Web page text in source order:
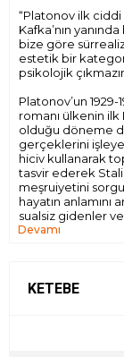
“Platonov ilk
Kafka’nın
bize göre
estetik bir
psikolojik
Platonov’un 1929-
romanı ülkenin ilk
olduğu döneme
gerçeklerini
hiciv kullanarak
tasvir ederek
meşruiyetini
hayatın
sualsiz gidenler
esnasında
Devamı
KETEBE